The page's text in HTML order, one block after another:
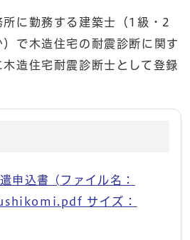
所に勤務する建築士（1級・2
で木造住宅の耐震診断に関す
造住宅耐震診断士として登録
申込書 (ファイル名：
サイズ：